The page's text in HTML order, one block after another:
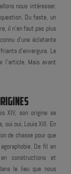
nous intéresser.
Du faste, un
il n'en faut pas plus
d'une éclatante
d'envergure. Le
l'article. Mais avant
XIV, son origine se
oui oui, Louis XIII. En
de chasse pour que
De fil en
constructions et
le lieu que nous